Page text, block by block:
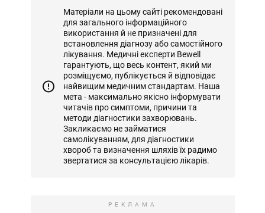
Матеріали на цьому сайті рекомендовані
для загального інформаційного
використання й не призначені для
встановлення діагнозу або самостійного
лікування. Медичні експерти Bewell
гарантують, що весь контент, який ми
розміщуємо, публікується й відповідає
найвищим медичним стандартам. Наша
мета - максимально якісно інформувати
читачів про симптоми, причини та
методи діагностики захворювань.
Закликаємо не займатися
самолікуванням, для діагностики
хвороб та визначення шляхів їх радимо
звертатися за консультацією лікарів.
РЕКЛАМА